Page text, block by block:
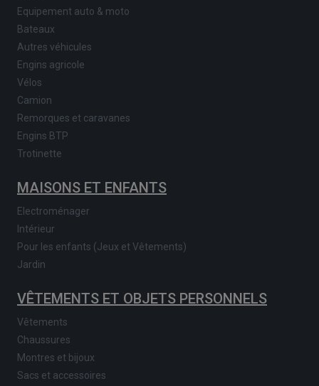
Equipement auto & moto
Bateaux
Autres véhicules
Engins agricole
Vélos
Camion
Remorques et caravanes
Engins BTP
Trotinette
MAISONS ET ENFANTS
Electroménager
Intérieur
Pour les enfants (Jeux et Vêtements)
Jardin
VÊTEMENTS ET OBJETS PERSONNELS
Vêtements
Chaussures
Montres et bijoux
Sacs et accessoires